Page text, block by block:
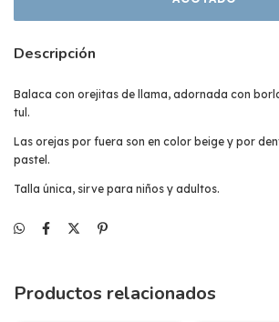
Descripción
Balaca con orejitas de llama, adornada con
tul.
Las orejas por fuera son en color beige y por
pastel.
Talla única, sirve para niños y adultos.
Productos relacionados